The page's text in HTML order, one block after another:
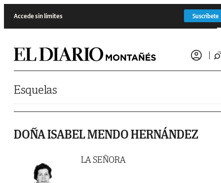
Accede sin límites Suscríbete
Esquelas
DOÑA ISABEL MENDO HERNÁNDEZ
LA SEÑORA